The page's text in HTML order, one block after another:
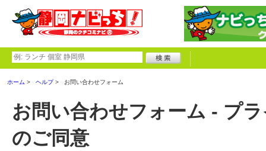
ホーム ヘルプ お問い合わせフォーム
お問い合わせフォーム - プ
のご同意